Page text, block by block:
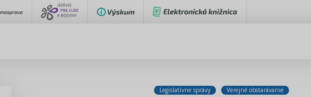
Legislatívne správy Verejné obstarávanie